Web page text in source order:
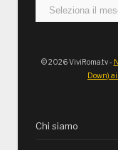
Archivi
© 2026 ViviRoma.tv -
Down)
Chi siamo